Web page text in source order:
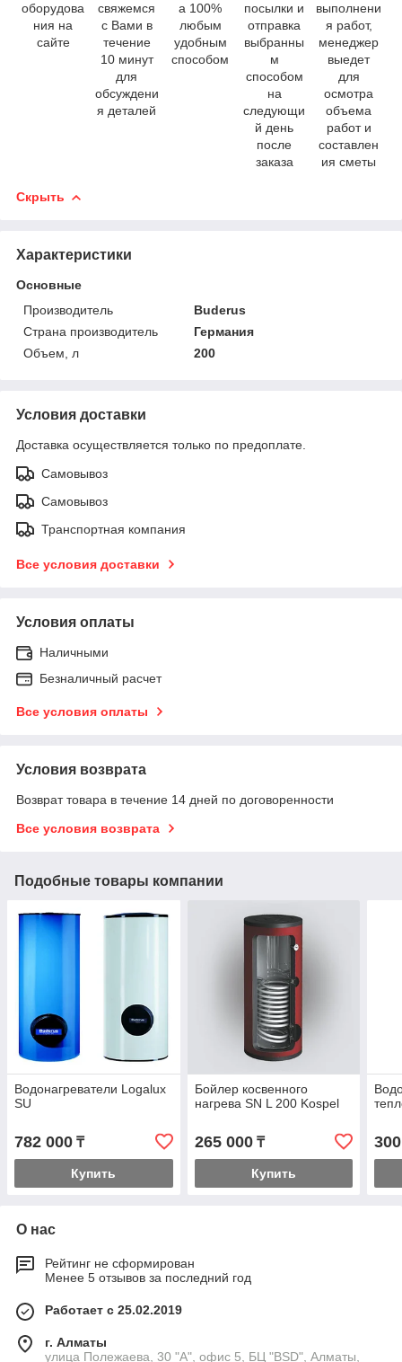
оборудова
ния на
сайте
свяжемся
с Вами в
течение
10 минут
для
обсуждени
я деталей
а 100%
любым
удобным
способом
посылки и
отправка
выбранны
м
способом
на
следующи
й день
после
заказа
выполнени
я работ,
менеджер
выедет
для
осмотра
объема
работ и
составлен
ия сметы
Скрыть
Характеристики
Основные
Производитель
Buderus
Страна производитель
Германия
Объем, л
200
Условия доставки
Доставка осуществляется только по предоплате.
Самовывоз
Самовывоз
Транспортная компания
Все условия доставки
Условия оплаты
Наличными
Безналичный расчет
Все условия оплаты
Условия возврата
Возврат товара в течение 14 дней по договоренности
Все условия возврата
Подобные товары компании
Водонагреватели Logalux
SU
782 000 ₸
Купить
Бойлер косвенного
нагрева SN L 200 Kospel
265 000₸
Купить
О нас
Рейтинг не сформирован
Менее 5 отзывов за последний год
Работает с 25.02.2019
г. Алматы
улица Полежаева, 30 "А", офис 5, БЦ "BSD", Алматы,